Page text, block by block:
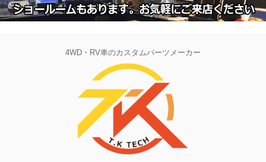
4WD・RV車のカスタムパーツメーカー